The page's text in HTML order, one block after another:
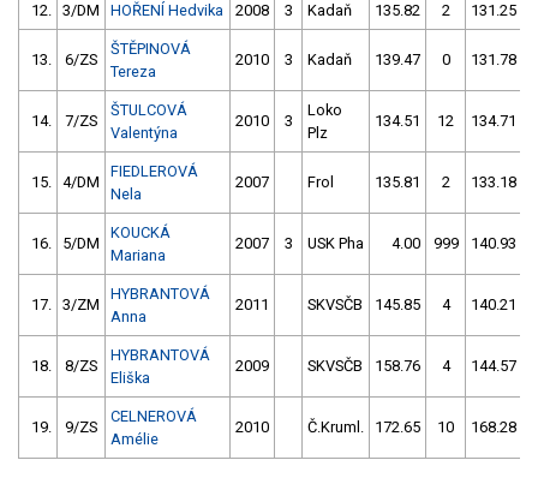
12. 3/DM HOŘENÍ Hedvika 2008 3 Kadaň 135.82 2 131.25
13. 6/ZS
ŠTĚPINOVÁ
Tereza
2010 3 Kadaň 139.47 0 131.78
14. 7/ZS
ŠTULCOVÁ
Valentýna
2010 3
Loko
Plz
134.51 12 134.71
15. 4/DM
FIEDLEROVÁ
Nela
2007 Frol 135.81 2 133.18
16. 5/DM
KOUCKÁ
Mariana
2007 3 USK Pha 4.00 999 140.93
17. 3/ZM
HYBRANTOVÁ
Anna
2011 SKVSČB 145.85 4 140.21
18. 8/ZS
HYBRANTOVÁ
Eliška
2009 SKVSČB 158.76 4 144.57
19. 9/ZS
CELNEROVÁ
Amélie
2010 Č.Kruml. 172.65 10 168.28